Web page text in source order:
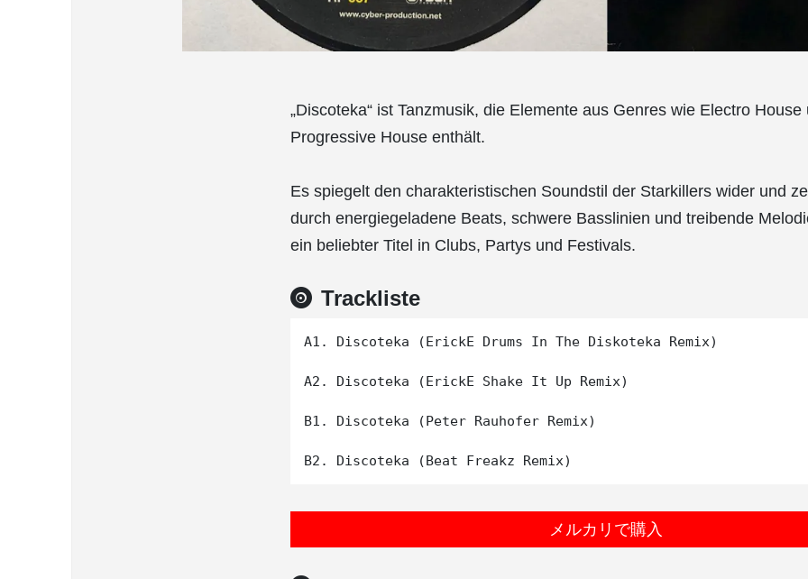
„Discoteka“ ist Tanzmusik, die Elemente aus Genres wie Electro House
Progressive House enthält.
Es spiegelt den charakteristischen Soundstil der Starkillers wider und
durch energiegeladene Beats, schwere Basslinien und treibende
ein beliebter Titel in Clubs, Partys und Festivals.
Trackliste
A1. Discoteka (ErickE Drums In The Diskoteka Remix)
A2. Discoteka (ErickE Shake It Up Remix)
B1. Discoteka (Peter Rauhofer Remix)
メルカリで購入